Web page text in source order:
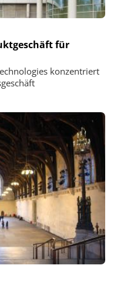
für
konzentriert